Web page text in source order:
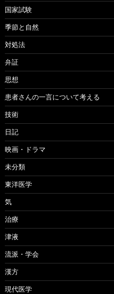
国家試験
季節と自然
対処法
弁証
思想
患者さんの一言について考える
技術
日記
映画・ドラマ
未分類
東洋医学
気
治療
津液
流派・学会
漢方
現代医学